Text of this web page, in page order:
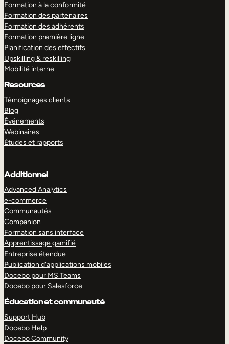
Formation à la conformité
Formation des partenaires
Formation des adhérents
Formation première ligne
Planification des effectifs
Upskilling & reskilling
Mobilité interne
Resources
Témoignages clients
Blog
Événements
Webinaires
Études et rapports
Additionnel
Advanced Analytics
e-commerce
Communautés
Companion
Formation sans interface
Apprentissage gamifié
Entreprise étendue
Publication d’applications mobiles
Docebo pour MS Teams
Docebo pour Salesforce
Éducation et communauté
Support Hub
Docebo Help
Docebo Community